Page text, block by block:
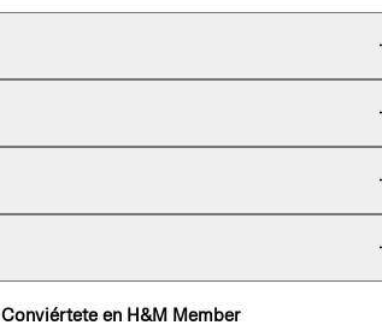
Conviértete en H&M Member